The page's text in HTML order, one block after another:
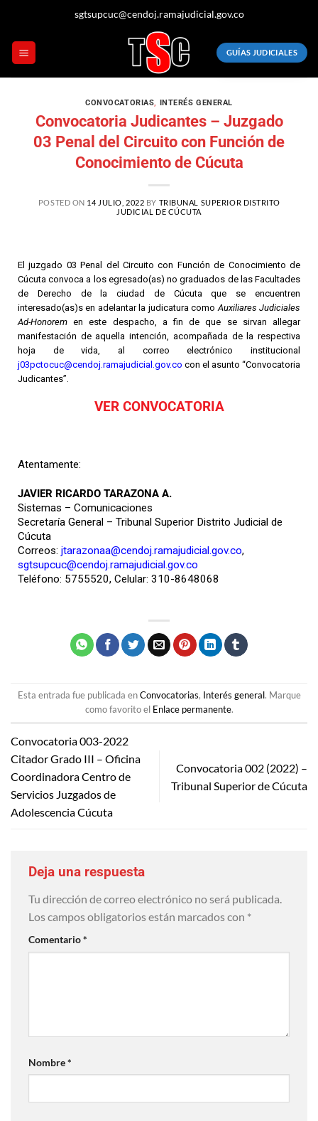
sgtsupcuc@cendoj.ramajudicial.gov.co
GUÍAS JUDICIALES
CONVOCATORIAS, INTERÉS GENERAL
Convocatoria Judicantes – Juzgado
03 Penal del Circuito con Función de
Conocimiento de Cúcuta
POSTED ON 14 JULIO, 2022 BY TRIBUNAL SUPERIOR DISTRITO
JUDICIAL DE CÚCUTA
El juzgado 03 Penal del Circuito con Función de Conocimiento de
Cúcuta convoca a los egresado(as) no graduados de las Facultades
de Derecho de la ciudad de Cúcuta que se encuentren
interesado(as)s en adelantar la judicatura como Auxiliares Judiciales
Ad-Honorem en este despacho, a fin de que se sirvan allegar
manifestación de aquella intención, acompañada de la respectiva
hoja de vida, al correo electrónico institucional
j03pctocuc@cendoj.ramajudicial.gov.co con el asunto “Convocatoria
Judicantes”.
VER CONVOCATORIA
Atentamente:
JAVIER RICARDO TARAZONA A.
Sistemas – Comunicaciones
Secretaría General – Tribunal Superior Distrito Judicial de
Cúcuta
Correos: jtarazonaa@cendoj.ramajudicial.gov.co,
sgtsupcuc@cendoj.ramajudicial.gov.co
Teléfono: 5755520, Celular: 310-8648068
Esta entrada fue publicada enConvocatorias, Interés general. Marque
como favorito el Enlace permanente.
Convocatoria 003-2022
Citador Grado III – Oficina
Coordinadora Centro de
Servicios Juzgados de
Adolescencia Cúcuta
Convocatoria 002 (2022) –
Tribunal Superior de Cúcuta
Deja una respuesta
Tu dirección de correo electrónico no será publicada.
Los campos obligatorios están marcados con *
Comentario*
Nombre*